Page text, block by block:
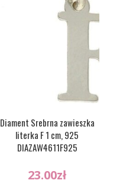
Diament Srebrna zawieszka
literka F 1 cm, 925
DIAZAW4611F925
23.00zł